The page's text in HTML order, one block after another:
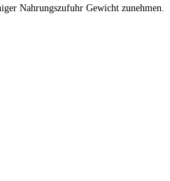
Nahrungszufuhr Gewicht zunehmen.